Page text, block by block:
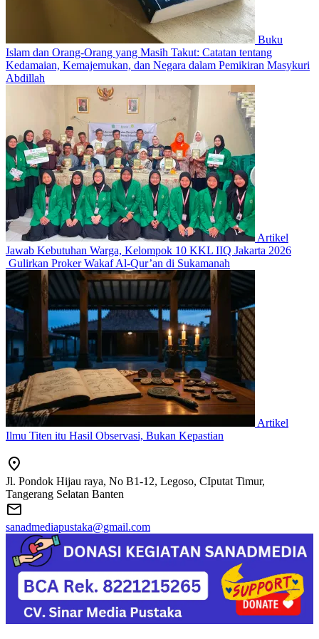
Buku
Islam dan Orang-Orang yang Masih Takut: Catatan tentang
Kedamaian, Kemajemukan, dan Negara dalam Pemikiran Masykuri
Abdillah
Artikel
Jawab Kebutuhan Warga, Kelompok 10 KKL IIQ Jakarta 2026
Gulirkan Proker Wakaf Al-Qur’an di Sukamanah
Artikel
Ilmu Titen itu Hasil Observasi, Bukan Kepastian
Jl. Pondok Hijau raya, No B1-12, Legoso, CIputat Timur,
Tangerang Selatan Banten
sanadmediapustaka@gmail.com